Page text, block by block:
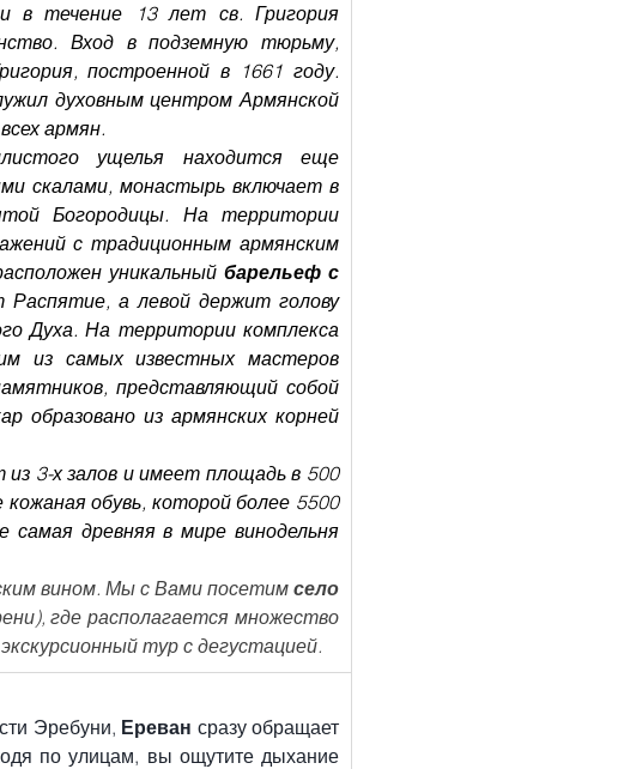
в течение 13 лет св. Григория
Вход в подземную тюрьму,
построенной в 1661 году.
духовным центром Армянской
армян.
ущелья находится еще
скалами, монастырь включает в
Богородицы. На территории
с традиционным армянским
уникальный барельеф с
Распятие, а левой держит голову
Духа. На территории комплекса
представляющий собой
образовано из армянских корней
3-х залов и имеет площадь в 500
обувь, которой более 5500
древняя в мире винодельня
вином. Мы с Вами посетим село
где располагается множество
тур с дегустацией.
Эребуни, Ереван сразу обращает
по улицам, вы ощутите дыхание